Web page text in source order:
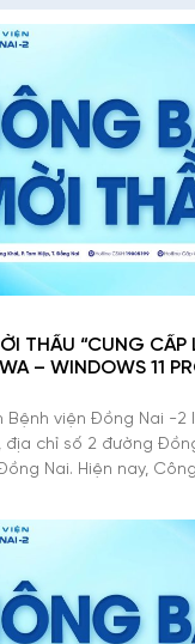
THẦU “CUNG CẤP
– WINDOWS 11
Bệnh viện Đồng Nai -2
chỉ số 2 đường
Nai. Hiện nay,